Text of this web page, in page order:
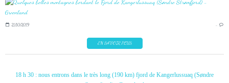
21/10/2019 …
EN SAVOIR PLUS
18 h 30 : nous entrons dans le très long (190 km) fjord de Kangerlussuaq (Søndre